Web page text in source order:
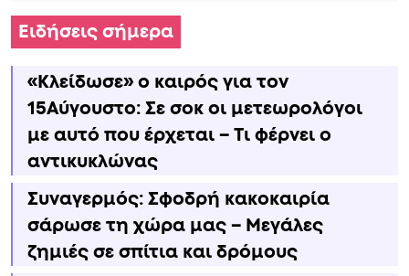
Ειδήσεις σήμερα
«Κλείδωσε» ο καιρός για τον
15Αύγουστο: Σε σοκ οι μετεωρολόγοι
με αυτό που έρχεται – Τι φέρνει ο
αντικυκλώνας
Συναγερμός: Σφοδρή κακοκαιρία
σάρωσε τη χώρα μας – Μεγάλες
ζημιές σε σπίτια και δρόμους